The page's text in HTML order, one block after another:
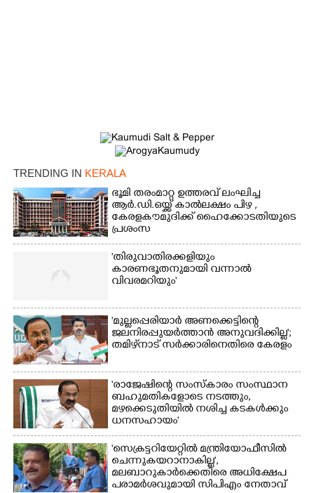
TRENDING IN KERALA
ഭൂമി തരംമാറ്റ ഉത്തരവ് ലംഘിച്ച
ആർ.ഡി.ഒയ്ക്ക് കാൽലക്ഷം പിഴ ,​
കേരളകൗമുദിക്ക് ഹൈക്കോടതിയുടെ
പ്രശംസ
'തിരുവാതിരക്കളിയും
കാരണഭൂതനുമായി വന്നാൽ
വിവരമറിയും '
'മുല്ലപ്പെരിയാർ അണക്കെട്ടിന്റെ
ജലനിരപ്പുയർത്താൻ അനുവദിക്കില്ല';
തമിഴ്‌നാട് സർക്കാരിനെതിരെ കേരളം
'രാജേഷിന്റെ സംസ്കാരം സംസ്ഥാന
ബഹുമതികളോടെ നടത്തും,
മഴക്കെടുതിയിൽ നശിച്ച കടകൾക്കും
ധനസഹായം'
'സെക്രട്ടറിയേറ്റിൽ മന്ത്രിയോഫീസിൽ
ചെന്നുകയറാനാകില്ല',
മലബാറുകാർക്കെതിരെ അധിക്ഷേപ
പരാമർശവുമായി സിപിഎം നേതാവ്‌
Share this link
Copy Link